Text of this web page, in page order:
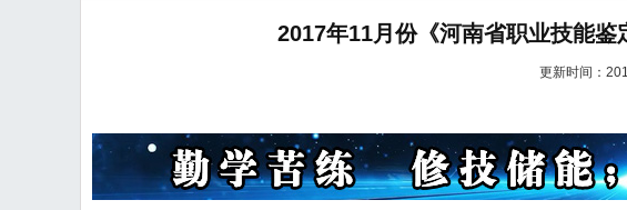
2017年11月份《河南省职业技能
更新时间：